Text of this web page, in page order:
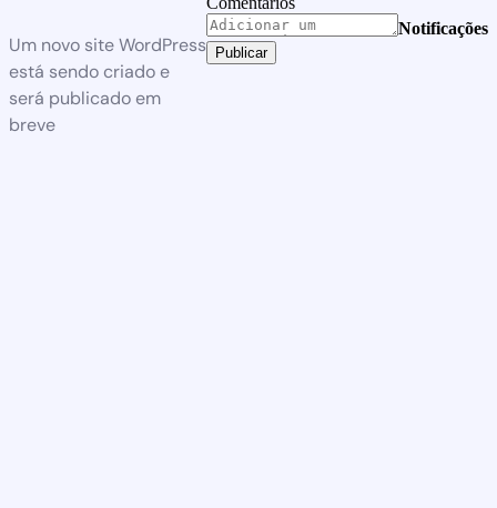
Um novo site WordPress
está sendo criado e
será publicado em
breve
Publicar
Notificações